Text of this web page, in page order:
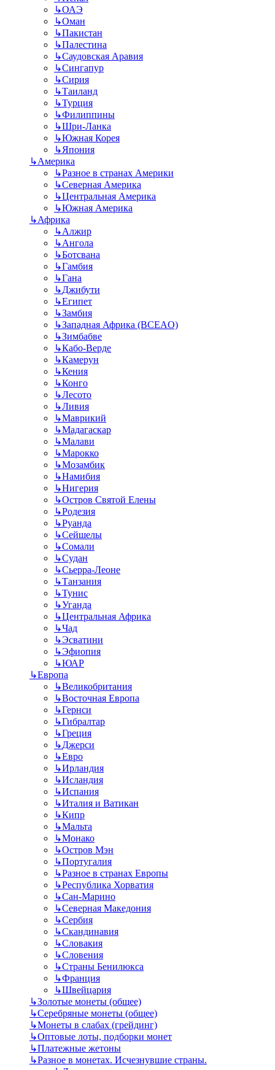
↳ОАЭ
↳Оман
↳Пакистан
↳Палестина
↳Саудовская Аравия
↳Сингапур
↳Сирия
↳Таиланд
↳Турция
↳Филиппины
↳Шри-Ланка
↳Южная Корея
↳Япония
↳Америка
↳Разное в странах Америки
↳Северная Америка
↳Центральная Америка
↳Южная Америка
↳Африка
↳Алжир
↳Ангола
↳Ботсвана
↳Гамбия
↳Гана
↳Джибути
↳Египет
↳Замбия
↳Западная Африка (BCEAO)
↳Зимбабве
↳Кабо-Верде
↳Камерун
↳Кения
↳Конго
↳Лесото
↳Ливия
↳Маврикий
↳Мадагаскар
↳Малави
↳Марокко
↳Мозамбик
↳Намибия
↳Нигерия
↳Остров Святой Елены
↳Родезия
↳Руанда
↳Сейшелы
↳Сомали
↳Судан
↳Сьерра-Леоне
↳Танзания
↳Тунис
↳Уганда
↳Центральная Африка
↳Чад
↳Эсватини
↳Эфиопия
↳ЮАР
↳Европа
↳Великобритания
↳Восточная Европа
↳Гернси
↳Гибралтар
↳Греция
↳Джерси
↳Евро
↳Ирландия
↳Исландия
↳Испания
↳Италия и Ватикан
↳Кипр
↳Мальта
↳Монако
↳Остров Мэн
↳Португалия
↳Разное в странах Европы
↳Республика Хорватия
↳Сан-Марино
↳Северная Македония
↳Сербия
↳Скандинавия
↳Словакия
↳Словения
↳Страны Бенилюкса
↳Франция
↳Швейцария
↳Золотые монеты (общее)
↳Серебряные монеты (общее)
↳Монеты в слабах (грейдинг)
↳Оптовые лоты, подборки монет
↳Платежные жетоны
↳Разное в монетах. Исчезнувшие страны.